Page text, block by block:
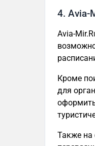
4. Avia-
Avia-
Кроме
для
Также на